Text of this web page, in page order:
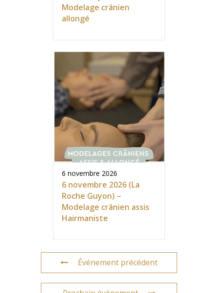
Modelage crânien
allongé
6 novembre 2026
6 novembre 2026 (La
Roche Guyon) –
Modelage crânien assis
Hairmaniste
Événement précédent